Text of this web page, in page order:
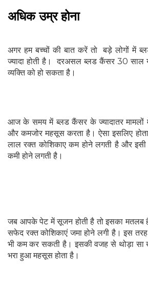
अधिक उम्र होना
अगर हम बच्चों की बात करें तो बड़े लोगों में
ज्यादा होती है। दरअसल ब्लड कैंसर 30 साल
व्यक्ति को हो सकता है।
आज के समय में ब्लड कैंसर के ज्यादातर मामलों
और कमजोर महसूस करता है। ऐसा इसलिए
लाल रक्त कोशिकाए कम होने लगती है और
कमी होने लगती है।
जब आपके पेट में सूजन होती है तो इसका मतलब
सफेद रक्त कोशिकाएं जमा होने लगी है। इस
भी कम कर सकती है। इसकी वजह से थोड़ा सा
भरा हुआ महसूस होता है।